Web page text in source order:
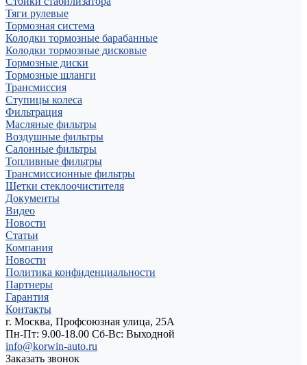
Тяги рулевые
Тормозная система
Колодки тормозные барабанные
Колодки тормозные дисковые
Тормозные диски
Тормозные шланги
Трансмиссия
Ступицы колеса
Фильтрация
Масляные фильтры
Воздушные фильтры
Салонные фильтры
Топливные фильтры
Трансмиссионные фильтры
Щетки стеклоочистителя
Документы
Видео
Новости
Статьи
Компания
Новости
Политика конфиденциальности
Партнеры
Гарантия
Контакты
г. Москва, Профсоюзная улица, 25А
Пн-Пт: 9.00-18.00 Cб-Вс: Выходной
info@korwin-auto.ru
Заказать звонок